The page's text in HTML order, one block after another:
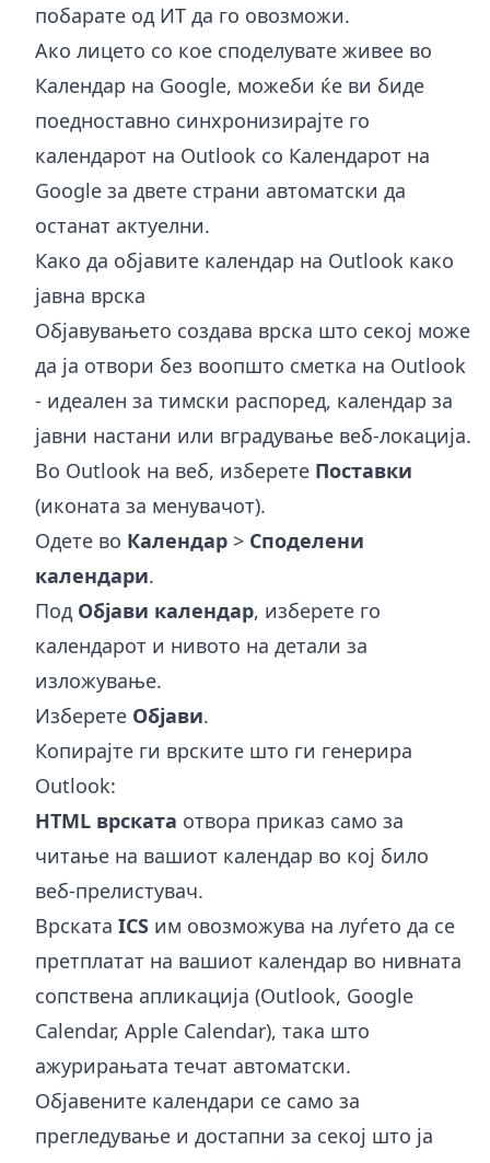
побарате од ИТ да го овозможи.
Ако лицето со кое споделувате живее во
Календар на Google, можеби ќе ви биде
поедноставно синхронизирајте го
календарот на Outlook со Календарот на
Google за двете страни автоматски да
останат актуелни.
Како да објавите календар на Outlook како
јавна врска
Објавувањето создава врска што секој може
да ја отвори без воопшто сметка на Outlook
- идеален за тимски распоред, календар за
јавни настани или вградување веб-локација.
Во Outlook на веб, изберете Поставки
(иконата за менувачот).
Одете во Календар > Споделени
календари.
Под Објави календар, изберете го
календарот и нивото на детали за
изложување.
Изберете Објави.
Копирајте ги врските што ги генерира
Outlook:
HTML врската отвора приказ само за
читање на вашиот календар во кој било
веб-прелистувач.
Врската ICS им овозможува на луѓето да се
претплатат на вашиот календар во нивната
сопствена апликација (Outlook, Google
Calendar, Apple Calendar), така што
ажурирањата течат автоматски.
Објавените календари се само за
прегледување и достапни за секој што ја